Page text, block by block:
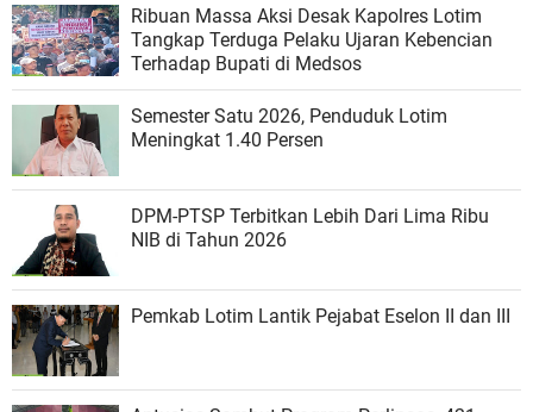
Ribuan Massa Aksi Desak Kapolres Lotim
Tangkap Terduga Pelaku Ujaran Kebencian
Terhadap Bupati di Medsos
Semester Satu 2026, Penduduk Lotim
Meningkat 1.40 Persen
DPM-PTSP Terbitkan Lebih Dari Lima Ribu
NIB di Tahun 2026
Pemkab Lotim Lantik Pejabat Eselon II dan III